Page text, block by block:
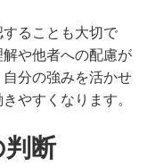
ることも大切で
や他者への配慮が
分の強みを活かせ
やすくなります。
断